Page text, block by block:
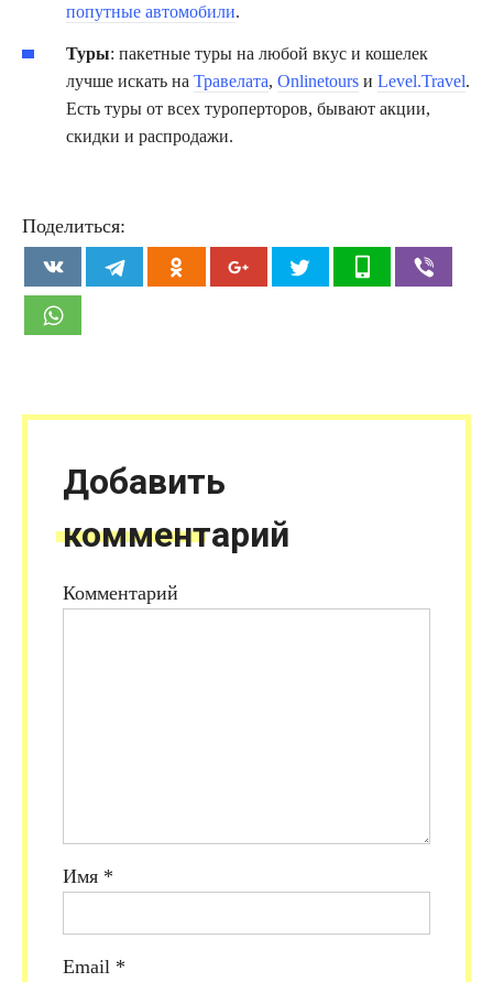
попутные автомобили.
Туры: пакетные туры на любой вкус и кошелек
лучше искать на Травелата, Onlinetours и Level.Travel.
Есть туры от всех туроперторов, бывают акции,
скидки и распродажи.
Поделиться:
Добавить
комментарий
Комментарий
Имя *
Email *